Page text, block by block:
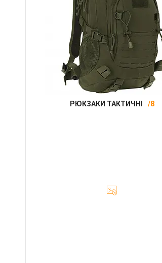
РЮКЗАКИ ТАКТИЧНІ 8